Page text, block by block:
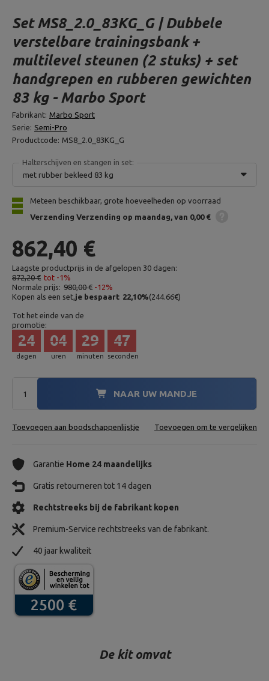
Set MS8_2.0_83KG_G | Dubbele
verstelbare trainingsbank +
multilevel steunen (2 stuks) + set
handgrepen en rubberen gewichten
83 kg - Marbo Sport
Fabrikant: Marbo Sport
Serie: Semi-Pro
Productcode: MS8_2.0_83KG_G
Halterschijven en stangen in set:
met rubber bekleed 83 kg
Meteen beschikbaar, grote hoeveelheden op voorraad
Verzending Verzending op maandag van 0,00 €
862,40 €
Laagste productprijs in de afgelopen 30 dagen:
872,20 € tot -1%
Normale prijs: 980,00 € -12%
Kopen als een set,je bespaart 22,10%(244.66€)
Tot het einde van de
promotie:
dagen
24
uren
04
minuten
29
seconden
46
NAAR UW MANDJE
Toevoegen aan boodschappenlijstje Toevoegen om te vergelijken
Garantie Home 24 maandelijks
Gratis retourneren tot 14 dagen
Rechtstreeks bij de fabrikant kopen
Premium-Service rechtstreeks van de fabrikant.
40 jaar kwaliteit
De kit omvat